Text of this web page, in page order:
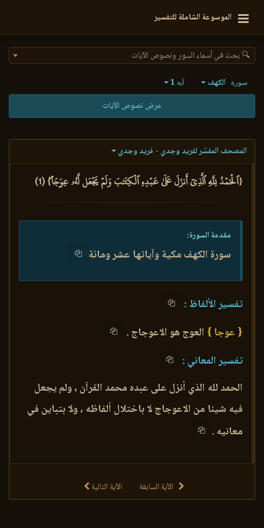
الموسوعة الشاملة للتفسير
🔍 بحث في أسماء السور ونصوص الآيات
سورة الكهف آية 1
عرض نصوص الآيات
المصحف المفسّر لفريد وجدي - فريد وجدي
{ٱلۡحَمۡدُ لِلَّهِ ٱلَّذِيٓ أَنزَلَ عَلَىٰ عَبۡدِهِ ٱلۡكِتَٰبَ وَلَمۡ يَجۡعَل لَّهُۥ عِوَجَاۜ} (1)
مقدمة السورة:
سورة الكهف مكية وآياتها عشر ومائة
تفسير الألفاظ :
{ عوجا } العوج هو الاعوجاج .
تفسير المعاني :
الحمد لله الذي أنزل على عبده محمد القرآن ، ولم يجعل
فيه شيئا من الاعوجاج لا باختلال ألفاظه ، ولا بتباين في
معانيه .
الآية السابقة الآية التالية